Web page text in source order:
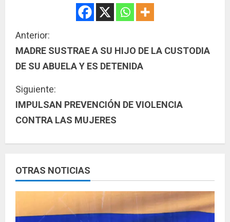
S
i
u
e
l
e
y
Anterior:
MADRE SUSTRAE A SU HIJO DE LA CUSTODIA
DE SU ABUELA Y ES DETENIDA
Siguiente:
IMPULSAN PREVENCIÓN DE VIOLENCIA
CONTRA LAS MUJERES
OTRAS NOTICIAS